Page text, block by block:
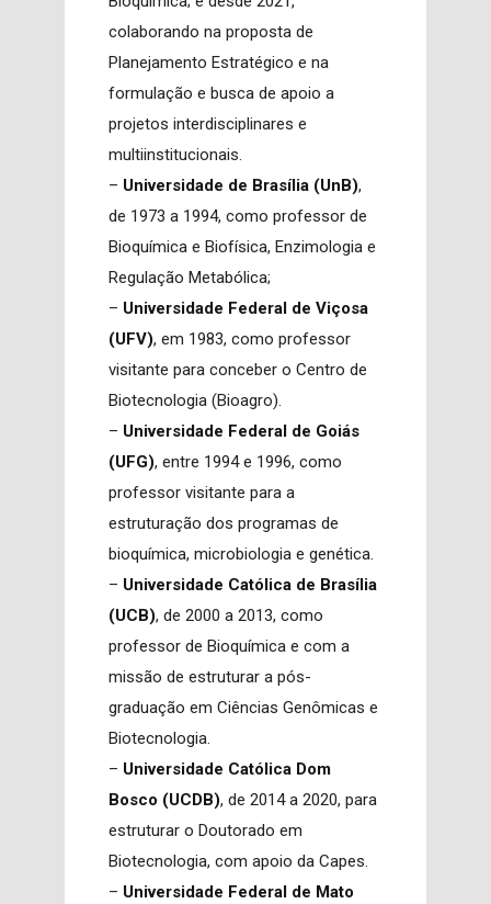
colaborando na proposta de
Planejamento Estratégico e na
formulação e busca de apoio a
projetos interdisciplinares e
multiinstitucionais.
– Universidade de Brasília (UnB),
de 1973 a 1994, como professor de
Bioquímica e Biofísica, Enzimologia e
Regulação Metabólica;
– Universidade Federal de Viçosa
(UFV), em 1983, como professor
visitante para conceber o Centro de
Biotecnologia (Bioagro).
– Universidade Federal de Goiás
(UFG), entre 1994 e 1996, como
professor visitante para a
estruturação dos programas de
bioquímica, microbiologia e genética.
– Universidade Católica de Brasília
(UCB), de 2000 a 2013, como
professor de Bioquímica e com a
missão de estruturar a pós-
graduação em Ciências Genômicas e
Biotecnologia.
– Universidade Católica Dom
Bosco (UCDB), de 2014 a 2020, para
estruturar o Doutorado em
Biotecnologia, com apoio da Capes.
– Universidade Federal de Mato